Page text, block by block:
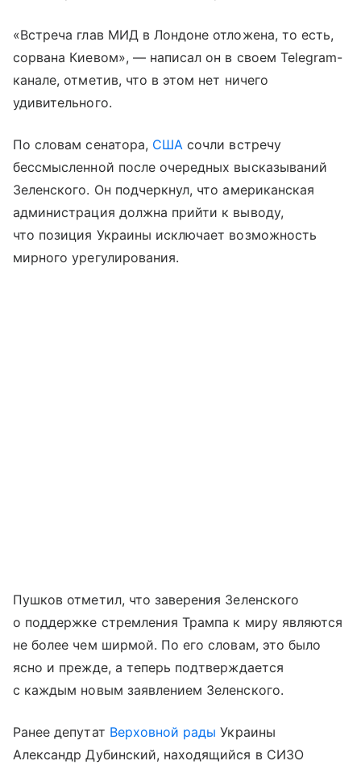
«Встреча глав МИД в Лондоне отложена, то есть,
сорвана Киевом», — написал он в своем Telegram-
канале, отметив, что в этом нет ничего
удивительного.
По словам сенатора, США сочли встречу
бессмысленной после очередных высказываний
Зеленского. Он подчеркнул, что американская
администрация должна прийти к выводу,
что позиция Украины исключает возможность
мирного урегулирования.
Пушков отметил, что заверения Зеленского
о поддержке стремления Трампа к миру являются
не более чем ширмой. По его словам, это было
ясно и прежде, а теперь подтверждается
с каждым новым заявлением Зеленского.
Ранее депутат Верховной рады Украины
Александр Дубинский, находящийся в СИЗО